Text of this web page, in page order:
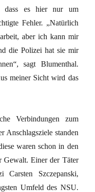
dass es hier nur um
Fehler. „Natürlich
aber ich kann mir
die Polizei hat sie mir
sagt Blumenthal.
meiner Sicht wird das
Verbindungen zum
Anschlagsziele standen
waren schon in den
Gewalt. Einer der Täter
Carsten Szczepanski,
Umfeld des NSU.